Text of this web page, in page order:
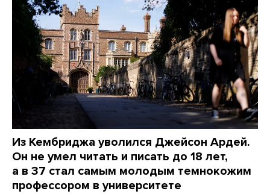
Из Кембриджа уволился Джейсон Ардей.
Он не умел читать и писать до 18 лет,
а в 37 стал самым молодым темнокожим
профессором в университете